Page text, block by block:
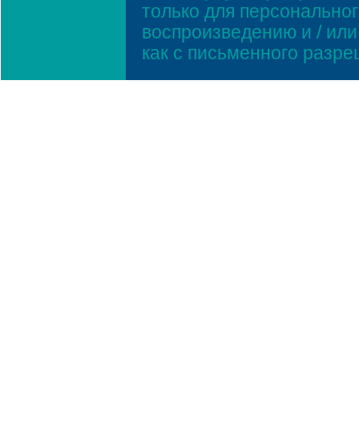
только для
воспроизведению и /
как с письменного